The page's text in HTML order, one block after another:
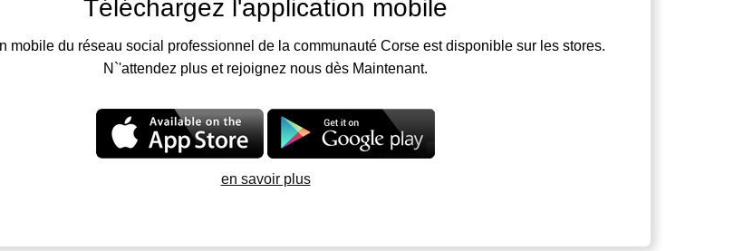
Téléchargez l'application mobile
mobile du réseau social professionnel de la communauté Corse est disponible sur les stores.
N`'attendez plus et rejoignez nous dès Maintenant.
en savoir plus